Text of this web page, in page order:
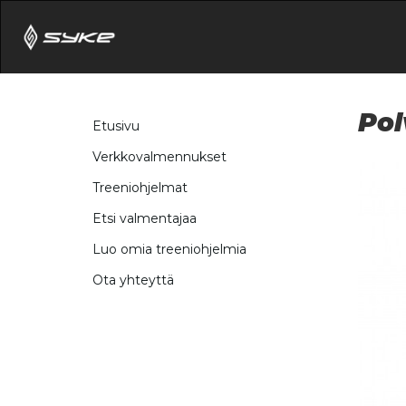
Etusivu
Verkkovalmennukset
Treeniohjelmat
Etsi valmentajaa
Luo omia treeniohjelmia
Ota yhteyttä